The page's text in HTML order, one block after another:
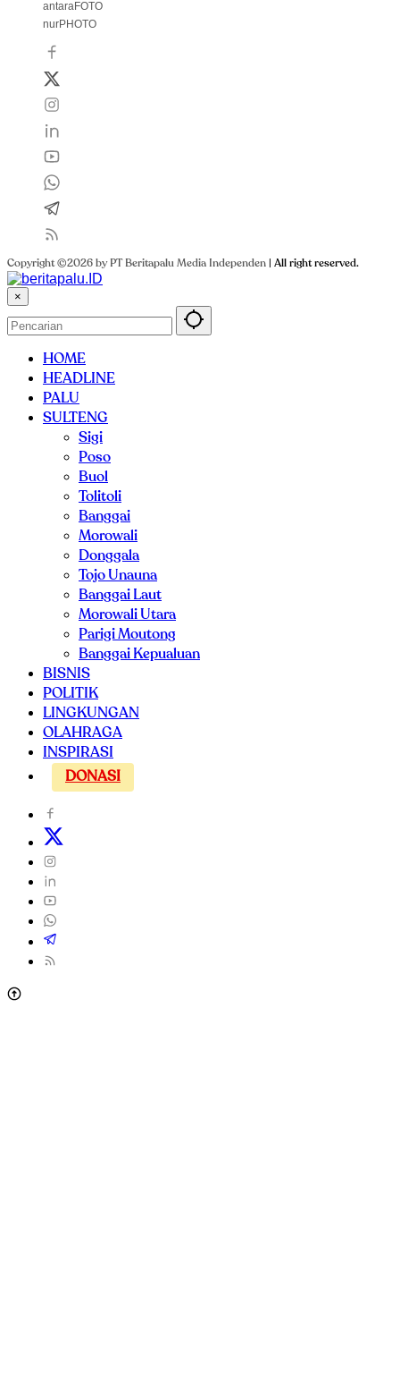
antaraFOTO
nurPHOTO
Copyright ©2026 by PT Beritapalu Media Independen All right reserved.
×
HOME
HEADLINE
PALU
SULTENG
Sigi
Poso
Buol
Tolitoli
Banggai
Morowali
Donggala
Tojo Unauna
Banggai Laut
Morowali Utara
Parigi Moutong
Banggai Kepualuan
BISNIS
POLITIK
LINGKUNGAN
OLAHRAGA
INSPIRASI
DONASI